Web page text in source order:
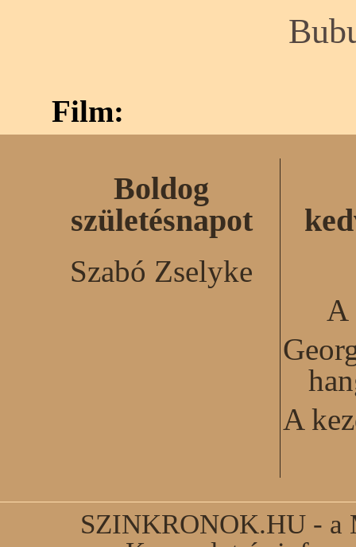
Film:
Boldog
születésnapot
Szabó Zselyke
A
A
SZINKRONOK.HU - a